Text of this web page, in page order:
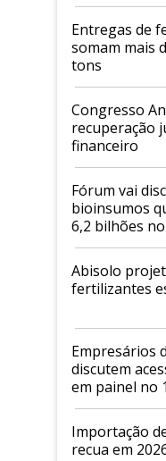
Entregas de
somam mais
tons
Congresso
recuperação
financeiro
Fórum vai
bioinsumos
6,2 bilhões
Abisolo
fertilizantes
Empresários
discutem
em painel no
Andav
Importação
recua em